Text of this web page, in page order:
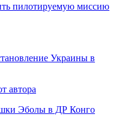
пилотируемую миссию
Украины в
автора
Эболы в ДР Конго